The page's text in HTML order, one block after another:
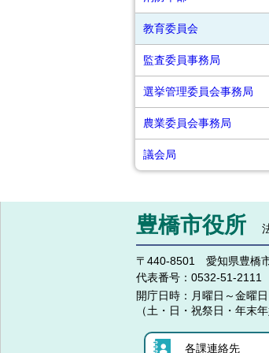
教育委員会
監査委員事務局
選挙管理委員会事務局
農業委員会事務局
議会局
豊橋市役所
〒440-8501 愛知県豊橋
代表番号： 0532-51-2111
開庁日時： 月曜日～金曜
（土・日・祝祭日・年末
各課連絡先